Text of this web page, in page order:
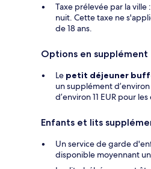
Taxe prélevée par la ville
nuit. Cette taxe ne
de 18 ans.
Options en supplément
Le petit déjeuner
un supplément
d’environ 11 EUR pour
Enfants et lits
Un service de garde
disponible moyennant